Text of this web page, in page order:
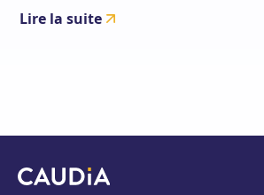
Lire la suite